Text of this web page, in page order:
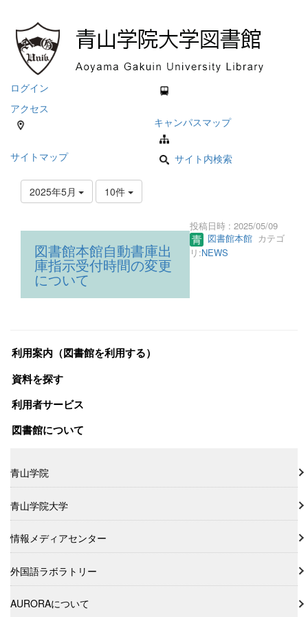
ログイン
アクセス
キャンパスマップ
サイトマップ サイト内検索
2025年5月 10件
図書館本館自動書庫出
庫指示受付時間の変更
について
投稿日時 : 2025/05/09
図書館本館カテゴ
リ:NEWS
利用案内（図書館を利用する）
資料を探す
利用者サービス
図書館について
青山学院
青山学院大学
情報メディアセンター
外国語ラボラトリー
AURORAについて